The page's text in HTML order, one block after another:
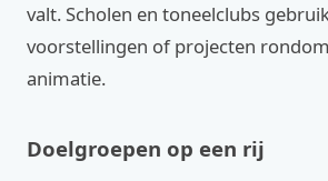
valt. Scholen en toneelclubs
voorstellingen of projecten
animatie.
Doelgroepen op een rij